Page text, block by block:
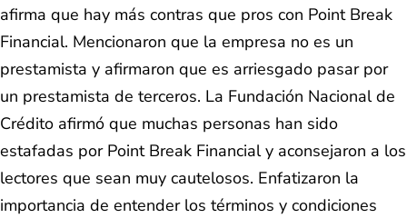
afirma que hay más contras que pros con Point Break
Financial. Mencionaron que la empresa no es un
prestamista y afirmaron que es arriesgado pasar por
un prestamista de terceros. La Fundación Nacional de
Crédito afirmó que muchas personas han sido
estafadas por Point Break Financial y aconsejaron a los
lectores que sean muy cautelosos. Enfatizaron la
importancia de entender los términos y condiciones